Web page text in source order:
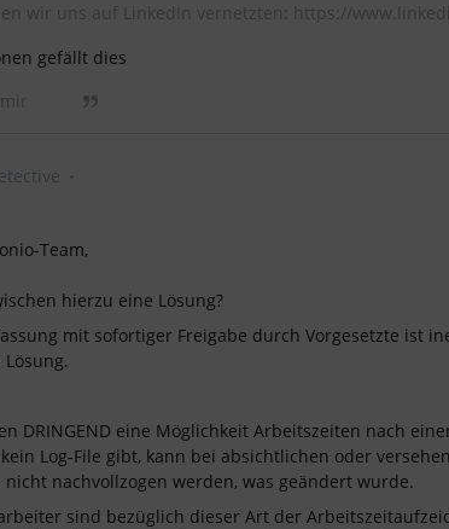
wir uns auf LinkedIn vernetzten: https://
gefällt dies
Team,
hierzu eine Lösung?
mit sofortiger Freigabe durch Vorgesetzte ist
DRINGEND eine Möglichkeit Arbeitszeiten nach
Log-File gibt, kann bei absichtlichen oder
nachvollzogen werden, was geändert wurde.
sind bezüglich dieser Art der